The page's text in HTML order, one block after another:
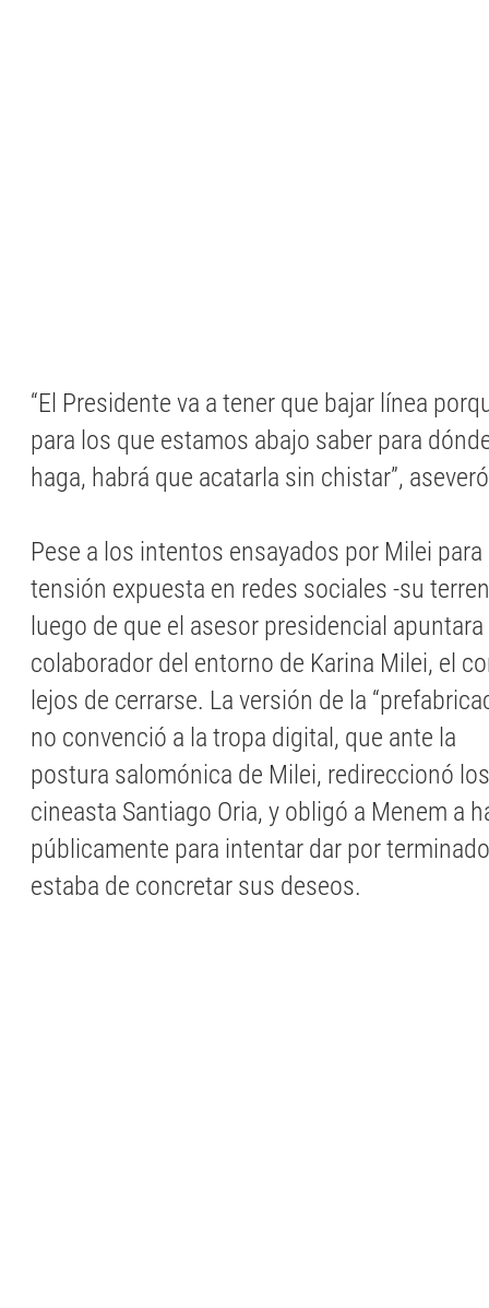
“El Presidente va a tener que bajar línea
para los que estamos abajo saber para
haga, habrá que acatarla sin chistar”,
Pese a los intentos ensayados por Milei
tensión expuesta en redes sociales -su
luego de que el asesor presidencial
colaborador del entorno de Karina Milei, el
lejos de cerrarse. La versión de la
no convenció a la tropa digital, que ante la
postura salomónica de Milei, redireccionó
cineasta Santiago Oria, y obligó a Menem a
públicamente para intentar dar por
estaba de concretar sus deseos.